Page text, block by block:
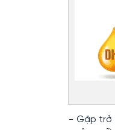
- Gặp trở